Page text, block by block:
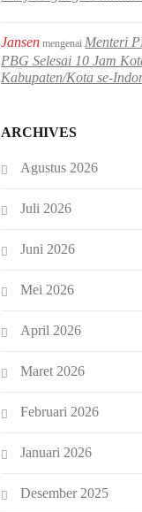
Jansen mengenaiMenteri
PBG Selesai 10 Jam
Kabupaten/Kota se-
ARCHIVES
Agustus 2026
Juli 2026
Juni 2026
Mei 2026
April 2026
Maret 2026
Februari 2026
Januari 2026
Desember 2025